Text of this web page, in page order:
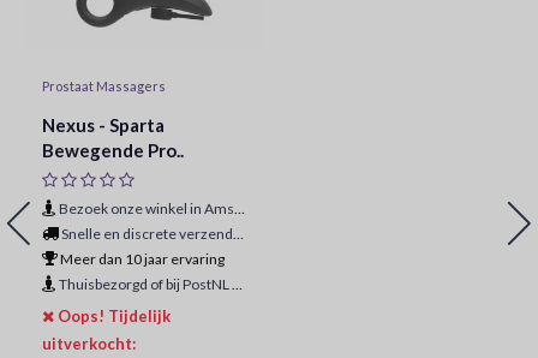
Prostaat Massagers
Nexus - Sparta
Bewegende Pro..
Bezoek onze winkel in Amsterdam
Snelle en discrete verzending
Meer dan 10 jaar ervaring
Thuisbezorgd of bij PostNL ophaalpunt
Oops! Tijdelijk
uitverkocht: